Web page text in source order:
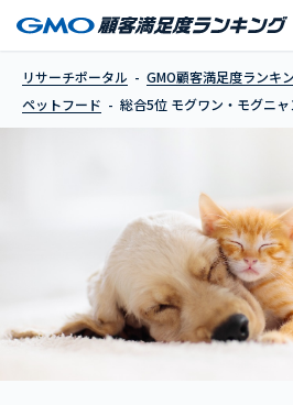
リサーチポータル GMO顧客満足度ランキ
ペットフード
総合5位 モグワン・モグニャ